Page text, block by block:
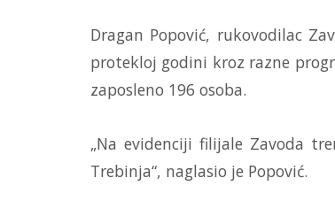
Dragan Popović, rukovodilac
protekloj godini kroz razne
zaposleno 196 osoba.
„Na evidenciji filijale Zavoda
Trebinja“, naglasio je Popović.